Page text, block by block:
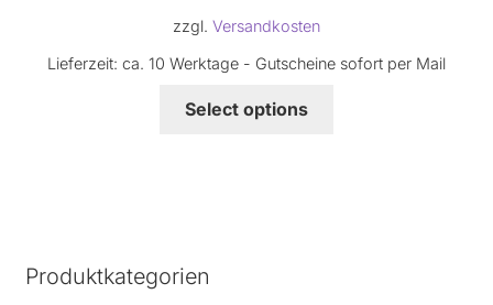
zzgl. Versandkosten
Lieferzeit: ca. 10 Werktage - Gutscheine sofort per Mail
Select options
Produktkategorien